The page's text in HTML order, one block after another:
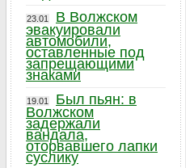
23.01
В Волжском
эвакуировали
автомобили,
оставленные под
запрещающими
знаками
19.01
Был пьян: в
Волжском
задержали
вандала,
оторвавшего лапки
суслику